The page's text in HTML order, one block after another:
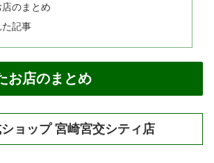
のまとめ
た記事
お店のまとめ
ョップ 宮崎宮交シティ店